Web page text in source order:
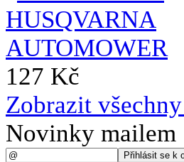
127 Kč
Zobrazit
Novinky mailem